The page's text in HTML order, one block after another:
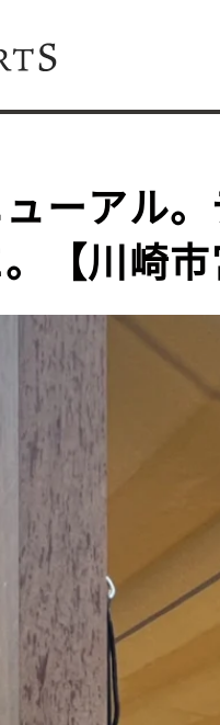
ーアル
【川崎